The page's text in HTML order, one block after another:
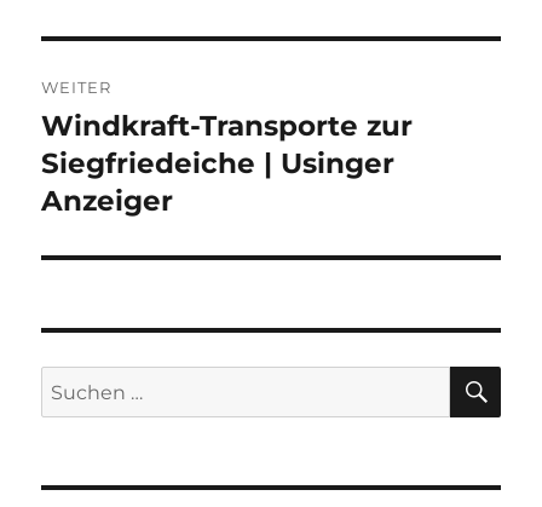
WEITER
Nächster
Beitrag:
Windkraft-Transporte zur
Siegfriedeiche | Usinger
Anzeiger
Suche
nach: